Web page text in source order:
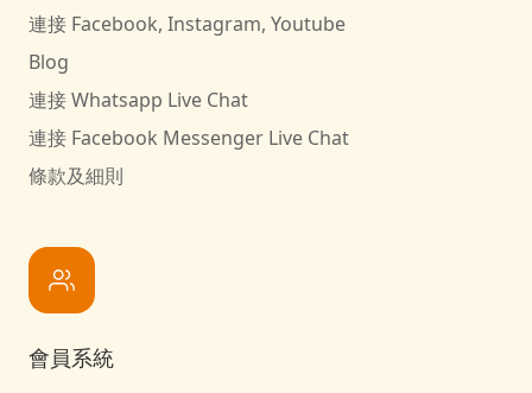
連接 Facebook, Instagram, Youtube
Blog
連接 Whatsapp Live Chat
連接 Facebook Messenger Live Chat
條款及細則
會員系統